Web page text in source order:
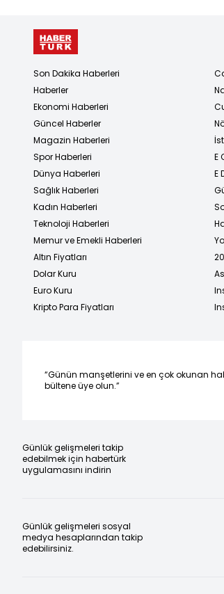
Son Dakika Haberleri
Haberler
Ekonomi Haberleri
Güncel Haberler
Magazin Haberleri
Spor Haberleri
Dünya Haberleri
Sağlık Haberleri
Kadın Haberleri
Teknoloji Haberleri
Memur ve Emekli Haberleri
Altın Fiyatları
Dolar Kuru
Euro Kuru
Kripto Para Fiyatları
E
E
“Günün manşetlerini ve en çok okunan
bültene üye olun.”
Günlük gelişmeleri takip
edebilmek için habertürk
uygulamasını indirin
Günlük gelişmeleri sosyal
medya hesaplarından takip
edebilirsiniz.